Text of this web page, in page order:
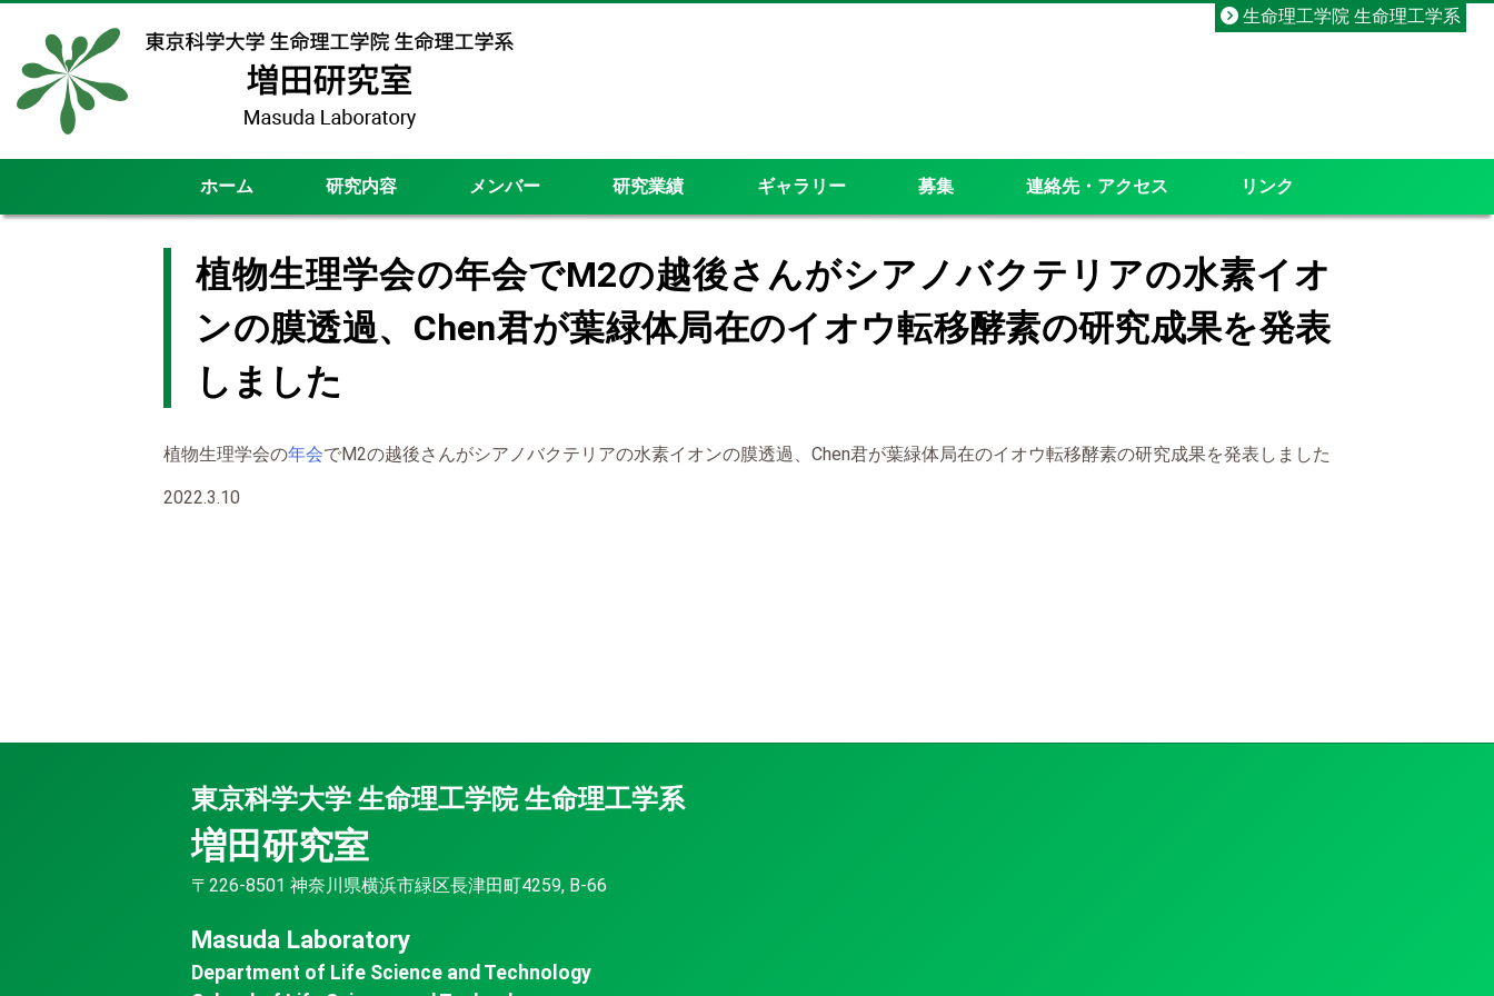
生命理工学院 生命理工学系
ホーム 研究内容 メンバー 研究業績 ギャラリー 募集 連絡先・アクセス リンク
植物生理学会の年会でM2の越後さんがシアノバクテリアの水素イオ
ンの膜透過、Chen君が葉緑体局在のイオウ転移酵素の研究成果を発表
しました
植物生理学会の年会でM2の越後さんがシアノバクテリアの水素イオンの膜透過、Chen君が葉緑体局在のイオウ転移酵素の研究成果を発表しました
2022.3.10
東京科学大学 生命理工学院 生命理工学系
増田研究室
〒226-8501 神奈川県横浜市緑区長津田町4259, B-66
Masuda Laboratory
Department of Life Science and Technology